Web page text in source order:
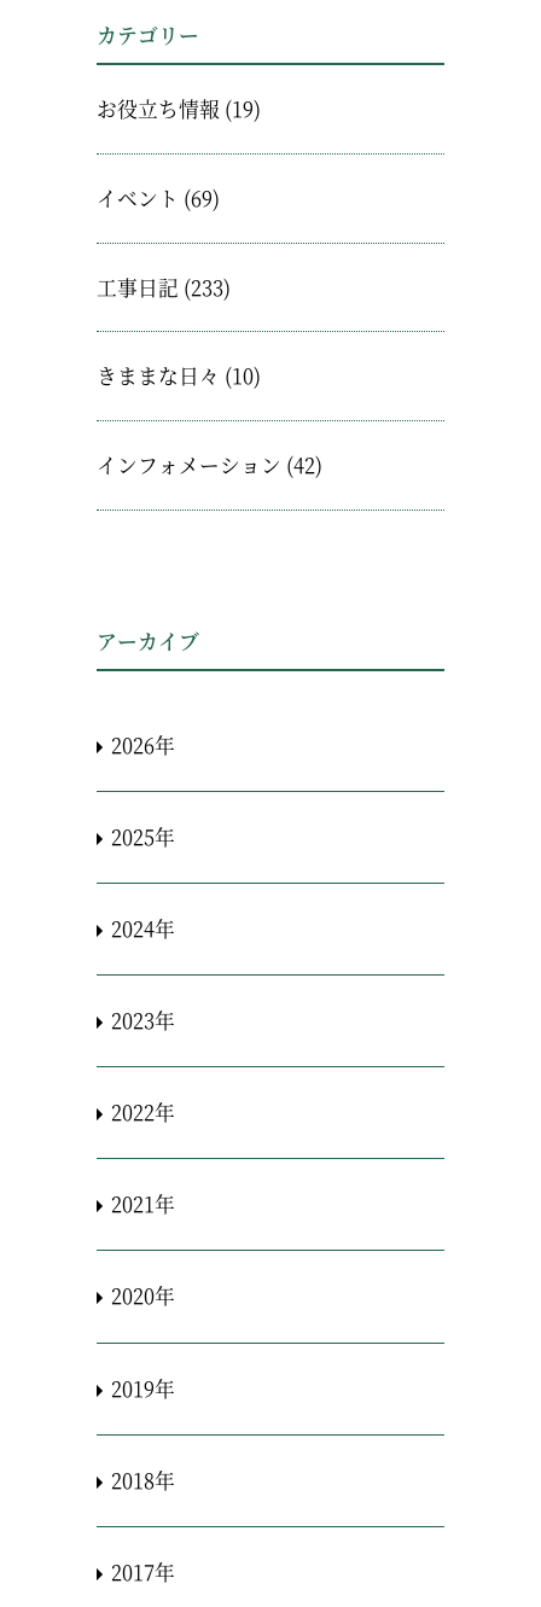
カテゴリー
お役立ち情報 (19)
イベント (69)
工事日記 (233)
きままな日々 (10)
インフォメーション (42)
アーカイブ
2026年
2025年
2024年
2023年
2022年
2021年
2020年
2019年
2018年
2017年